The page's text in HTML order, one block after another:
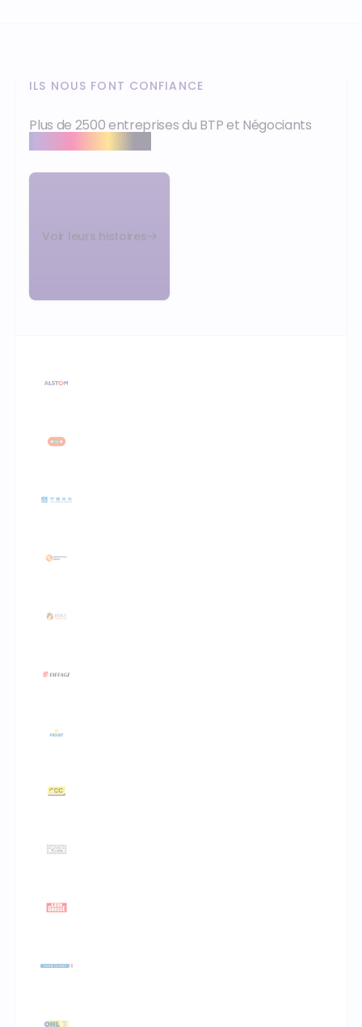
ILS NOUS FONT CONFIANCE
Plus de 2500 entreprises du BTP et Négociants
Voir leurs histoires